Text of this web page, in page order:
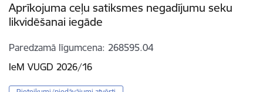
Aprīkojuma ceļu satiksmes negadījumu seku
likvidēšanai iegāde
Paredzamā līgumcena 268595.04
IeM VUGD 2026/16